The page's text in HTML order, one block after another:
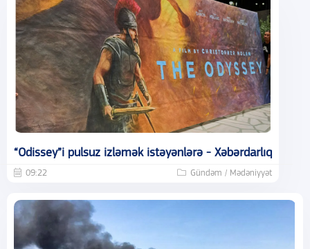
“Odissey”i pulsuz izləmək istəyənlərə - Xəbərdarlıq
09:22 Gündəm / Mədəniyyət